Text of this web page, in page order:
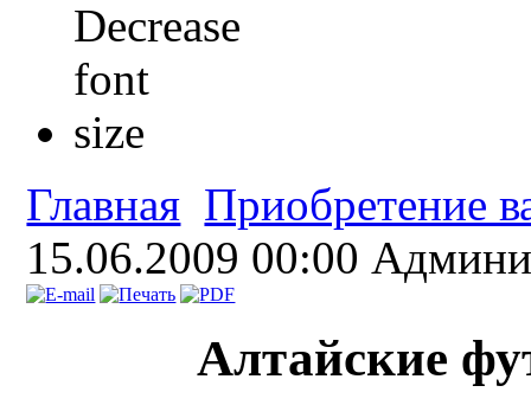
Главная Приобретение
15.06.2009 00:00
Алтайские